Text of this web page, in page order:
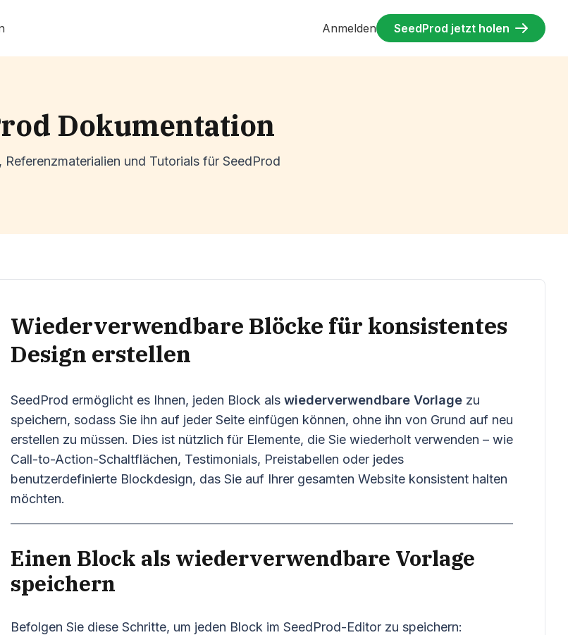
Anmelden SeedProd jetzt holen
Dokumentation
Referenzmaterialien und Tutorials für SeedProd
Wiederverwendbare Blöcke für konsistentes
Design erstellen
SeedProd ermöglicht es Ihnen, jeden Block als wiederverwendbare Vorlagezu
speichern, sodass Sie ihn auf jeder Seite einfügen können, ohne ihn von Grund auf neu
erstellen zu müssen. Dies ist nützlich für Elemente, die Sie wiederholt verwenden – wie
Call-to-Action-Schaltflächen, Testimonials, Preistabellen oder jedes
benutzerdefinierte Blockdesign, das Sie auf Ihrer gesamten Website konsistent halten
möchten.
Einen Block als wiederverwendbare Vorlage
speichern
Befolgen Sie diese Schritte, um jeden Block im SeedProd-Editor zu speichern: